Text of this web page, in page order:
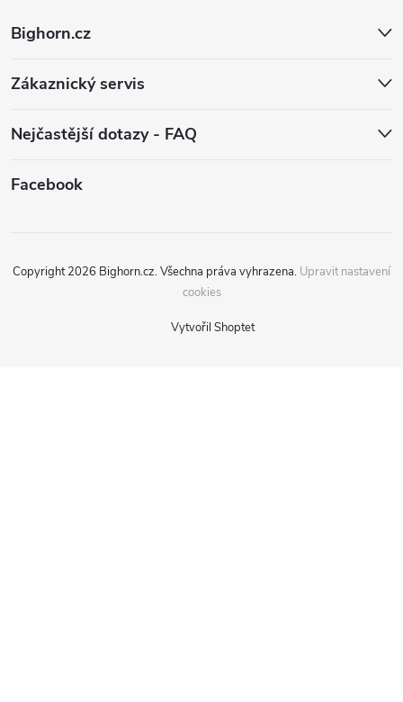
Bighorn.cz
Zákaznický servis
Nejčastější dotazy - FAQ
Facebook
Vytvořil Shoptet
Copyright 2026 Bighorn.cz. Všechna práva vyhrazena. Upravit nastavení
cookies